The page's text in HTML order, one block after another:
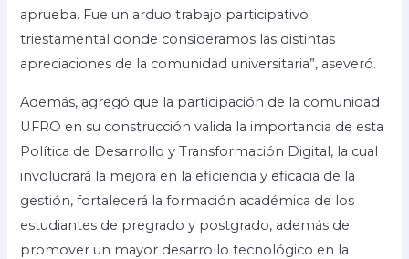
aprueba. Fue un arduo trabajo participativo
triestamental donde consideramos las distintas
apreciaciones de la comunidad universitaria”, aseveró.
Además, agregó que la participación de la comunidad
UFRO en su construcción valida la importancia de esta
Política de Desarrollo y Transformación Digital, la cual
involucrará la mejora en la eficiencia y eficacia de la
gestión, fortalecerá la formación académica de los
estudiantes de pregrado y postgrado, además de
promover un mayor desarrollo tecnológico en la